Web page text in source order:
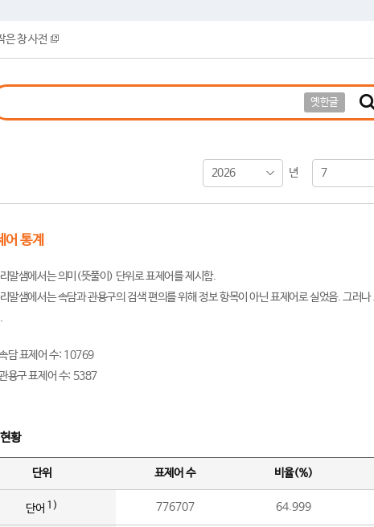
은 창 사전
옛한글
2026 년 7
어 통계
말샘에서는 의미(뜻풀이) 단위로 표제어를 제시함.
말샘에서는 속담과 관용구의 검색 편의를 위해 정보 항목이 아닌 표제어로 실었음. 그러
담 표제어 수: 10769
용구 표제어 수: 5387
황
단위 표제어 수 비율(%)
단어 1) 776707 64.999